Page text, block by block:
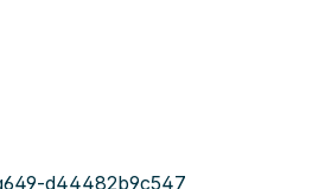
d44482b9c547